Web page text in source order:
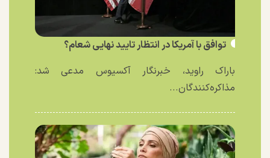
توافق با آمریکا در انتظار تایید نهایی شعام؟
باراک راوید، خبرنگار آکسیوس مدعی شد:
مذاکره‌کنندگان...